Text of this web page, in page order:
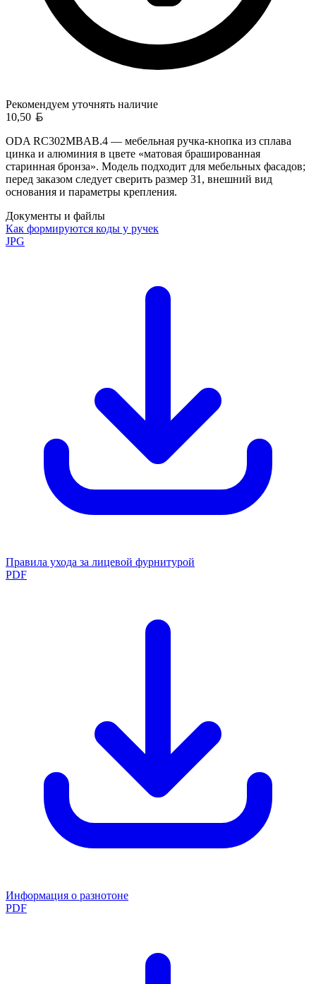
Рекомендуем уточнять наличие
10,50
ODA RC302MBAB.4 — мебельная ручка-кнопка из сплава
цинка и алюминия в цвете «матовая брашированная
старинная бронза». Модель подходит для мебельных фасадов;
перед заказом следует сверить размер 31, внешний вид
основания и параметры крепления.
Документы и файлы
Как формируются коды у ручек
JPG
Правила ухода за лицевой фурнитурой
PDF
Информация о разнотоне
PDF